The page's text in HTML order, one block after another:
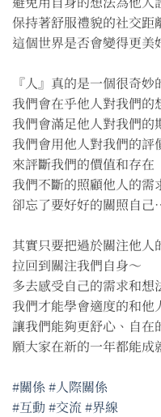
保持著舒服禮貌的社交距
這個世界是否會變得更美
『人』真的是一個很奇妙
我們會在乎他人對我們的
我們會滿足他人對我們的
我們會用他人對我們的評
來評斷我們的價值和存在
我們不斷的照顧他人的需
卻忘了要好好的關照自
其實只要把過於關注他人
拉回到關注我們自身～
多去感受自己的需求和想
我們才能學會適度的和他
讓我們能夠更舒心、自在
願大家在新的一年都能成
#關係 #人際關係
#互動#交流 #界線